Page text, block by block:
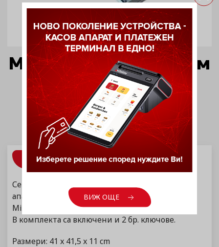
Метален сейф - голям
ИНФОРМАЦИЯ
Сейфът има възможност за връзка с касови
апарати DAISY модел Perfect M, Compact M 02 и
Micro C.
В комплекта са включени и 2 бр. ключове.
Размери: 41 x 41,5 x 11 cm
ВИЖ ОЩЕ